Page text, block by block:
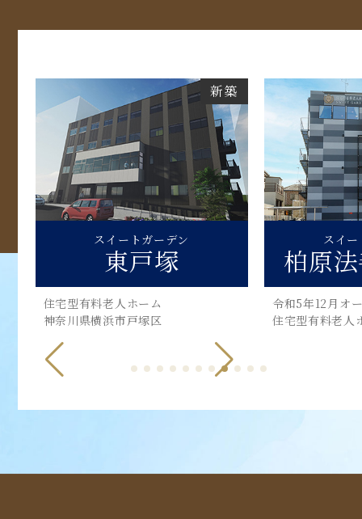
新築
スイートガーデン
柏原法善寺駅前
令和5年12月オープン
住宅型有料老人ホーム 柏原市
令
スイ
枚
住宅型有料老
枚方市禁野本町